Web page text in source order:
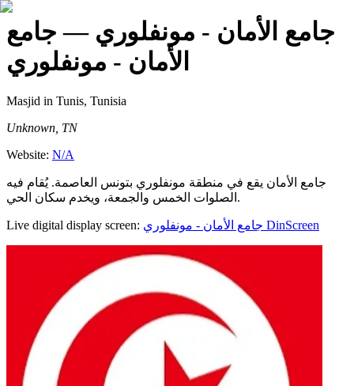
جامع الأمان - مونفلوري — جامع
الأمان - مونفلوري
Masjid in Tunis, Tunisia
Unknown, TN
Website: N/A
جامع الأمان يقع في منطقة مونفلوري بتونس العاصمة. يُقام فيه
الصلوات الخمس والجمعة، ويخدم سكان الحي.
Live digital display screen: جامع الأمان - مونفلوري DinScreen